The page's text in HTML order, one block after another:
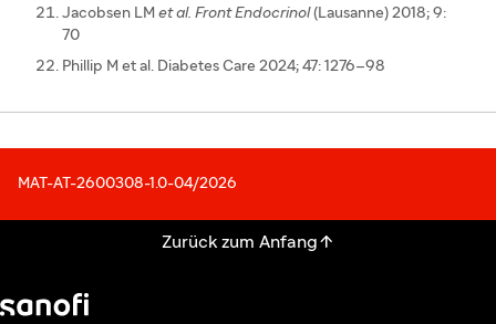
Jacobsen LM et al. Front Endocrinol(Lausanne) 2018; 9:
70
Phillip M et al. Diabetes Care 2024; 47: 1276–98
MAT-AT-2600308-1.0-04/2026
Zurück zum Anfang